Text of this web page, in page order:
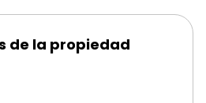
de la propiedad